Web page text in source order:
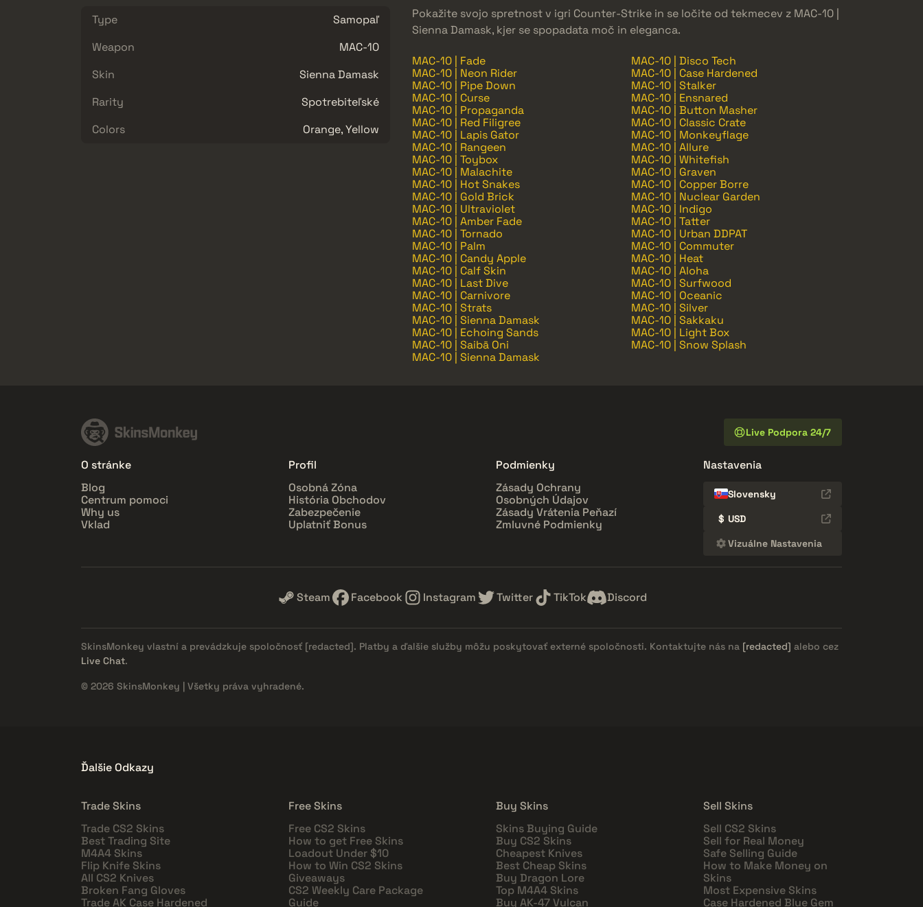
Type
Samopaľ
Weapon
MAC-10
Skin
Sienna Damask
Rarity
Spotrebiteľské
Colors
Orange, Yellow
Pokažite svojo spretnost v igri Counter-Strike in se ločite od tekmecev z MAC-10 |
Sienna Damask, kjer se spopadata moč in eleganca.
MAC-10 | Fade
MAC-10 | Disco Tech
MAC-10 | Neon Rider
MAC-10 | Case Hardened
MAC-10 | Pipe Down
MAC-10 | Stalker
MAC-10 | Curse
MAC-10 | Ensnared
MAC-10 | Propaganda
MAC-10 | Button Masher
MAC-10 | Red Filigree
MAC-10 | Classic Crate
MAC-10 | Lapis Gator
MAC-10 | Monkeyflage
MAC-10 | Rangeen
MAC-10 | Allure
MAC-10 | Toybox
MAC-10 | Whitefish
MAC-10 | Malachite
MAC-10 | Graven
MAC-10 | Hot Snakes
MAC-10 | Copper Borre
MAC-10 | Gold Brick
MAC-10 | Nuclear Garden
MAC-10 | Ultraviolet
MAC-10 | Indigo
MAC-10 | Amber Fade
MAC-10 | Tatter
MAC-10 | Tornado
MAC-10 | Urban DDPAT
MAC-10 | Palm
MAC-10 | Commuter
MAC-10 | Candy Apple
MAC-10 | Heat
MAC-10 | Calf Skin
MAC-10 | Aloha
MAC-10 | Last Dive
MAC-10 | Surfwood
MAC-10 | Carnivore
MAC-10 | Oceanic
MAC-10 | Strats
MAC-10 | Silver
MAC-10 | Sienna Damask
MAC-10 | Sakkaku
MAC-10 | Echoing Sands
MAC-10 | Light Box
MAC-10 | Saibā Oni
MAC-10 | Snow Splash
MAC-10 | Sienna Damask
Live Podpora 24/7
O stránke
Blog
Centrum pomoci
Why us
Vklad
Profil
Osobná Zóna
História Obchodov
Zabezpečenie
Uplatniť Bonus
Podmienky
Zásady Ochrany
Osobných Údajov
Zásady Vrátenia Peňazí
Zmluvné Podmienky
Nastavenia
Slovensky
$ USD
Vizuálne Nastavenia
Steam Facebook Instagram Twitter TikTok Discord
SkinsMonkey vlastní a prevádzkuje spoločnosť [redacted]. Platby a ďalšie služby môžu poskytovať externé spoločnosti. Kontaktujte nás na [redacted] alebo cez
Live Chat.
© 2026 SkinsMonkey | Všetky práva vyhradené.
Ďalšie Odkazy
Trade Skins
Trade CS2 Skins
Best Trading Site
M4A4 Skins
Flip Knife Skins
All CS2 Knives
Broken Fang Gloves
Trade AK Case Hardened
Free Skins
Free CS2 Skins
How to get Free Skins
Loadout Under $10
How to Win CS2 Skins
Giveaways
CS2 Weekly Care Package
Guide
Buy Skins
Skins Buying Guide
Buy CS2 Skins
Cheapest Knives
Best Cheap Skins
Buy Dragon Lore
Top M4A4 Skins
Buy AK-47 Vulcan
Sell Skins
Sell CS2 Skins
Sell for Real Money
Safe Selling Guide
How to Make Money on
Skins
Most Expensive Skins
Case Hardened Blue Gem